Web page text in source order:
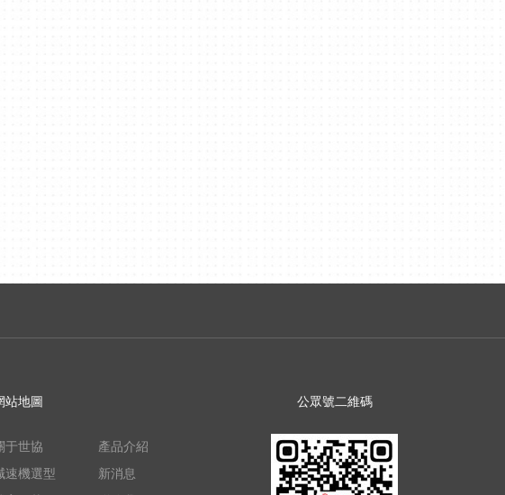
站地圖
于世協
產品介紹
速機選型
新消息
公眾號二維碼